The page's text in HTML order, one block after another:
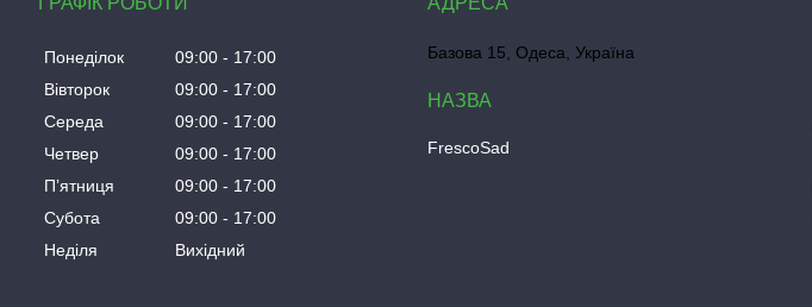
Понеділок 09:00
17:00
Вівторок
09:00
17:00
Середа
09:00
17:00
Четвер
09:00
17:00
Пʼятниця
09:00
17:00
Субота
09:00
17:00
Неділя
Вихідний
Базова 15, Одеса, Україна
FrescoSad